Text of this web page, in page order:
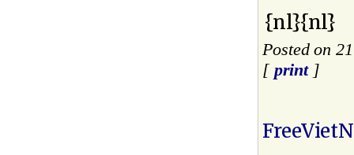
{nl}{nl}
Posted on
[ print]